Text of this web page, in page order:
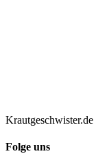
Krautgeschwister.de
Folge uns